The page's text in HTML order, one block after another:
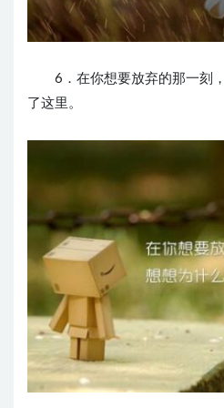
6．在你想要放弃的那一刻，
了这里。